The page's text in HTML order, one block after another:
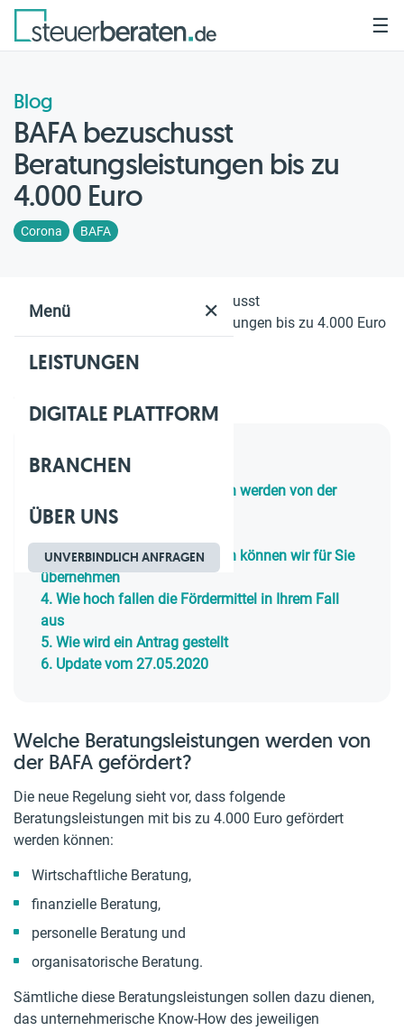
Menü ✕
LEISTUNGEN
DIGITALE PLATTFORM
BRANCHEN
ÜBER UNS
UNVERBINDLICH ANFRAGEN
☰
Blog
BAFA bezuschusst
Beratungsleistungen bis zu
4.000 Euro
Corona BAFA
Home
BAFA bezuschusst
Beratungsleistungen bis zu 4.000 Euro
Inhaltsverzeichnis
Welche Beratungsleistungen werden von der
BAFA gefördert
3. Welche Beratungsleistungen können wir für Sie
übernehmen
4. Wie hoch fallen die Fördermittel in Ihrem Fall
aus
5. Wie wird ein Antrag gestellt
6. Update vom 27.05.2020
Welche Beratungsleistungen werden von
der BAFA gefördert?
Die neue Regelung sieht vor, dass folgende
Beratungsleistungen mit bis zu 4.000 Euro gefördert
werden können:
Wirtschaftliche Beratung,
finanzielle Beratung,
personelle Beratung und
organisatorische Beratung.
Sämtliche diese Beratungsleistungen sollen dazu dienen,
das unternehmerische Know-How des jeweiligen